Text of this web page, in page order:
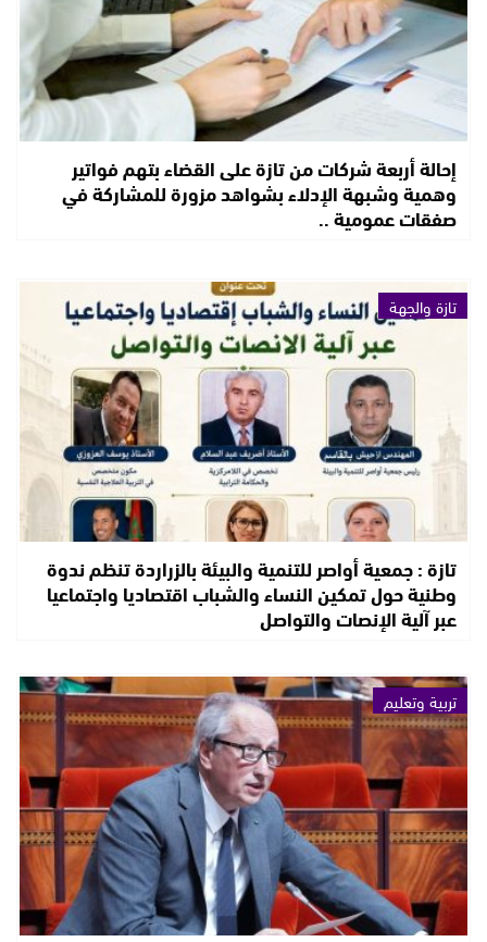
إحالة أربعة شركات من تازة على القضاء بتهم فواتير
وهمية وشبهة الإدلاء بشواهد مزورة للمشاركة في
صفقات عمومية ..
تازة والجهة
تازة : جمعية أواصر للتنمية والبيئة بالزراردة تنظم ندوة
وطنية حول تمكين النساء والشباب اقتصاديا واجتماعيا
عبر آلية الإنصات والتواصل
تربية وتعليم